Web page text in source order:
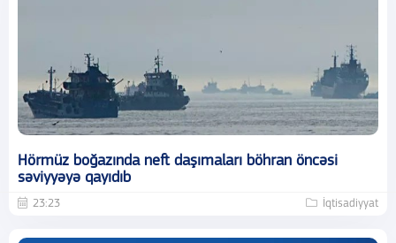
Hörmüz boğazında neft daşımaları böhran öncəsi
səviyyəyə qayıdıb
23:23 İqtisadiyyat